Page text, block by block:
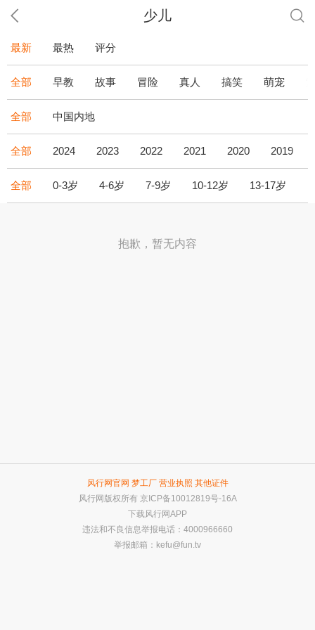
少儿
最新 最热 评分
全部 早教 故事 冒险 真人 搞笑 萌宠
全部 中国内地
全部 2024 2023 2022 2021 2020 2019
全部 0-3岁 4-6岁 7-9岁 10-12岁 13-17岁
抱歉，暂无内容
风行网官网 梦工厂 营业执照 其他证件
风行网版权所有 京ICP备10012819号-16A
下载风行网APP
违法和不良信息举报电话：4000966660
举报邮箱： kefu@fun.tv